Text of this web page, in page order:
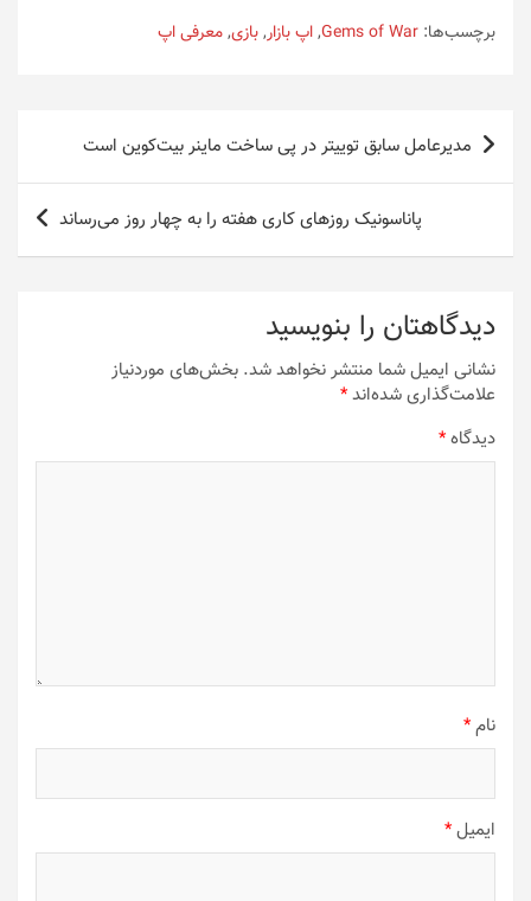
برچسب‌ها: Gems of War
,اپ بازار,بازی,معرفی اپ
راهبری
نوشته
مدیرعامل سابق توییتر در پی ساخت ماینر بیت‌کوین است
پاناسونیک روزهای کاری هفته را به چهار روز می‌رساند
دیدگاهتان را بنویسید
نشانی ایمیل شما منتشر نخواهد شد. بخش‌های موردنیاز
علامت‌گذاری شده‌اند*
دیدگاه*
نام*
ایمیل*